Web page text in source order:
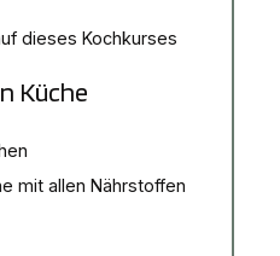
dieses Kochkurses
Küche
mit allen Nährstoffen